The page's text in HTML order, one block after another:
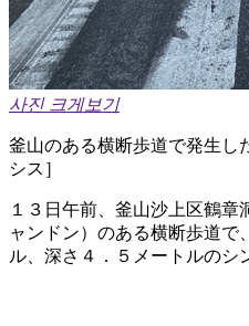
사진 크게보기
釜山のある横断歩道で発生
シス］
１３日午前、釜山沙上区鶴
ャンドン）のある横断歩道で
ル、深さ４．５メートルの